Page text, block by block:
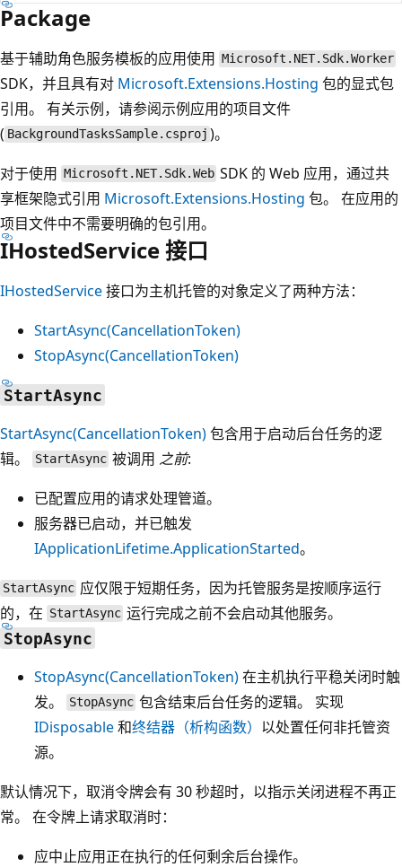
Package
基于辅助角色服务模板的应用使用 Microsoft.NET.Sdk.Worker
SDK，并且具有对 Microsoft.Extensions.Hosting 包的显式包
引用。 有关示例，请参阅示例应用的项目文件
( BackgroundTasksSample.csproj )。
对于使用 Microsoft.NET.Sdk.Web SDK 的 Web 应用，通过共
享框架隐式引用 Microsoft.Extensions.Hosting 包。 在应用的
项目文件中不需要明确的包引用。
IHostedService 接口
IHostedService接口为主机托管的对象定义了两种方法：
StartAsync(CancellationToken)
StopAsync(CancellationToken)
StartAsync
StartAsync(CancellationToken)包含用于启动后台任务的逻
辑。
StartAsync 被调用 之前:
已配置应用的请求处理管道。
服务器已启动，并已触发
IApplicationLifetime.ApplicationStarted。
StartAsync 应仅限于短期任务，因为托管服务是按顺序运行
的，在 StartAsync 运行完成之前不会启动其他服务。
StopAsync
StopAsync(CancellationToken)在主机执行平稳关闭时触
发。
StopAsync 包含结束后台任务的逻辑。 实现
IDisposable和终结器（析构函数） 以处置任何非托管资
源。
默认情况下，取消令牌会有 30 秒超时，以指示关闭进程不再正
常。 在令牌上请求取消时：
应中止应用正在执行的任何剩余后台操作。